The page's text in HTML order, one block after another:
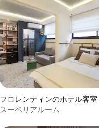
フロレンティンのホテル客室
スーペリアルーム